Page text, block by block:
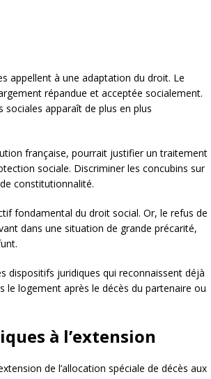
appellent à une adaptation du droit. Le
répandue et acceptée socialement.
apparaît de plus en plus
française, pourrait justifier un traitement
sociale. Discriminer les concubins sur
constitutionnalité.
fondamental du droit social. Or, le refus de
dans une situation de grande précarité,
dispositifs juridiques qui reconnaissent déjà
logement après le décès du partenaire ou
à l’extension
de l’allocation spéciale de décès aux